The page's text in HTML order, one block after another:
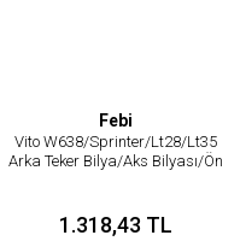
Febi
Vito W638/Sprinter/Lt28/Lt35
Arka Teker Bilya/Aks Bilyası/Ön
1.318,43 TL